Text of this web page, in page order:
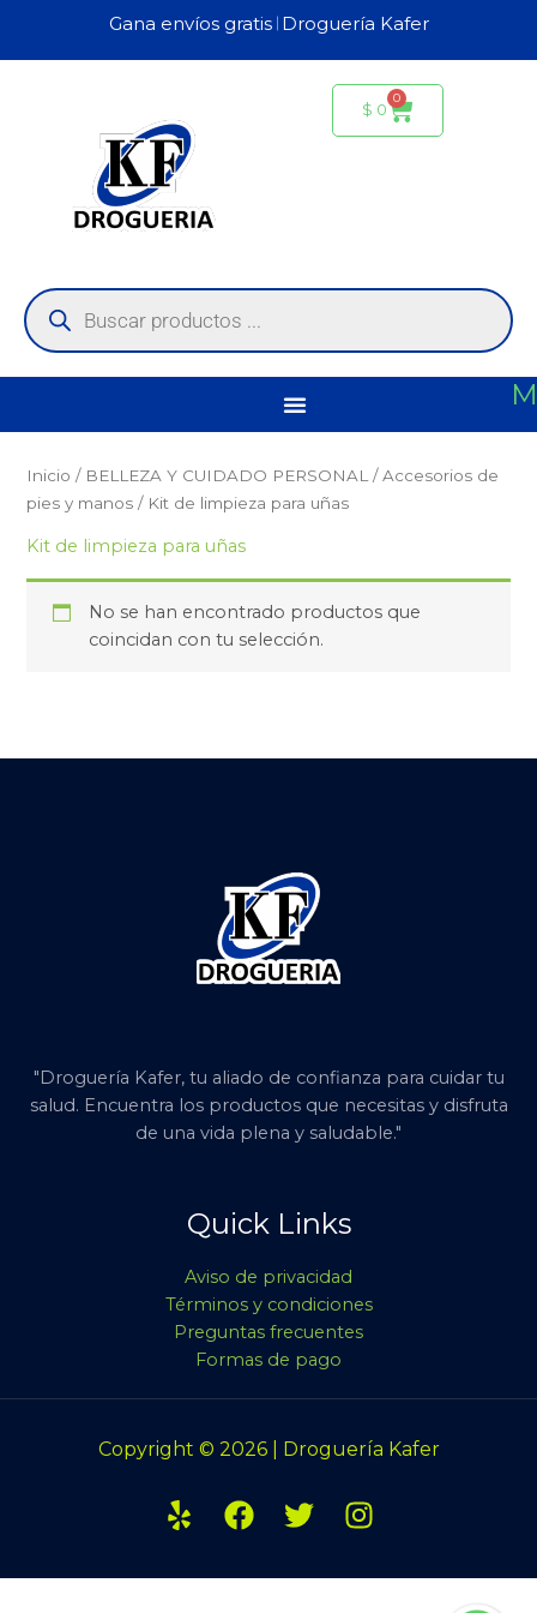
contenido
Gana envíos gratis 𝄀 Droguería Kafer
$ 0
0
Carrito
de
productos
Inicio / BELLEZA Y CUIDADO PERSONAL /Accesorios de
pies y manos / Kit de limpieza para uñas
Kit de limpieza para uñas
No se han encontrado productos que
coincidan con tu selección.
"Droguería Kafer, tu aliado de confianza para cuidar tu
salud. Encuentra los productos que necesitas y disfruta
de una vida plena y saludable."
Quick Links
Aviso de privacidad
Términos y condiciones
Preguntas frecuentes
Formas de pago
Copyright © 2026 | Droguería Kafer